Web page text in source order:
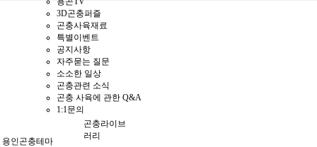
3D곤충퍼즐
곤충사육재료
특별이벤트
공지사항
자주묻는 질문
소소한 일상
곤충관련 소식
곤충 사육에 관한 Q&A
1:1문의
용인곤충테마
곤충라이브
러리